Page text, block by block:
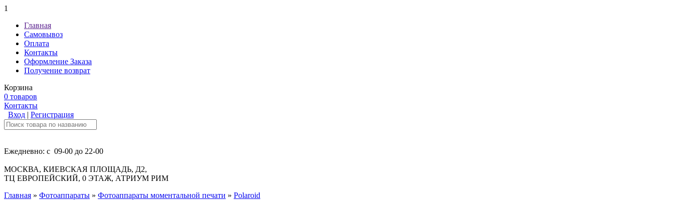
1
Главная
Самовывоз
Оплата
Контакты
Оформление Заказа
Получение возврат
Корзина
0 товаров
Контакты
Вход | Регистрация
Ежедневно: с 09-00 до 22-00
МОСКВА, КИЕВСКАЯ ПЛОЩАДЬ, Д2,
ТЦ ЕВРОПЕЙСКИЙ, 0 ЭТАЖ, АТРИУМ РИМ
Главная » Фотоаппараты » Фотоаппараты моментальной печати » Polaroid